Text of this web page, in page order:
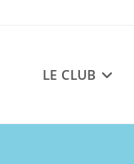
LE CLUB